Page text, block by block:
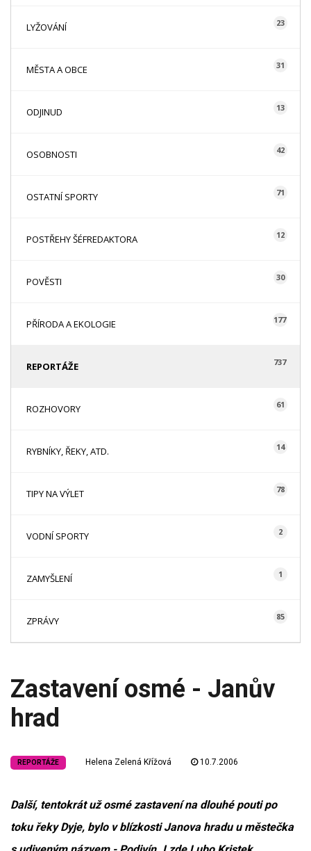
LYŽOVÁNÍ 23
MĚSTA A OBCE 31
ODJINUD 13
OSOBNOSTI 42
OSTATNÍ SPORTY 71
POSTŘEHY ŠÉFREDAKTORA 12
POVĚSTI 30
PŘÍRODA A EKOLOGIE 177
REPORTÁŽE 737
ROZHOVORY 61
RYBNÍKY, ŘEKY, ATD. 14
TIPY NA VÝLET 78
VODNÍ SPORTY 2
ZAMYŠLENÍ 1
ZPRÁVY 85
Zastavení osmé - Janův
hrad
REPORTÁŽE Helena Zelená Křížová 10.7.2006
Další, tentokrát už osmé zastavení na dlouhé pouti po
toku řeky Dyje, bylo v blízkosti Janova hradu u městečka